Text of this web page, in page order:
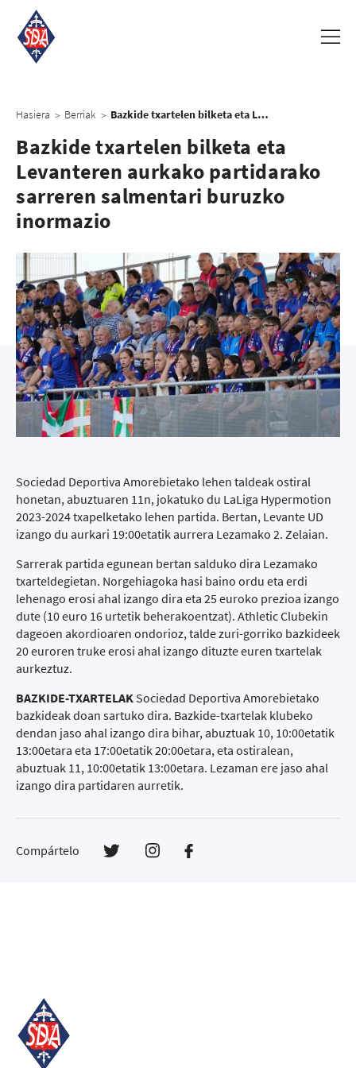
Hasiera > Berriak > Bazkide txartelen bilketa eta Levanteren aurkako partidarako sarreren salmentari buruzko inormazio
Bazkide txartelen bilketa eta
Levanteren aurkako partidarako
sarreren salmentari buruzko
inormazio
Sociedad Deportiva Amorebietako lehen taldeak ostiral
honetan, abuztuaren 11n, jokatuko du LaLiga Hypermotion
2023-2024 txapelketako lehen partida. Bertan, Levante UD
izango du aurkari 19:00etatik aurrera Lezamako 2. Zelaian.
Sarrerak partida egunean bertan salduko dira Lezamako
txarteldegietan. Norgehiagoka hasi baino ordu eta erdi
lehenago erosi ahal izango dira eta 25 euroko prezioa izango
dute (10 euro 16 urtetik beherakoentzat). Athletic Clubekin
dageoen akordioaren ondorioz, talde zuri-gorriko bazkideek
20 euroren truke erosi ahal izango dituzte euren txartelak
aurkeztuz.
BAZKIDE-TXARTELAK Sociedad Deportiva Amorebietako
bazkideak doan sartuko dira. Bazkide-txartelak klubeko
dendan jaso ahal izango dira bihar, abuztuak 10, 10:00etatik
13:00etara eta 17:00etatik 20:00etara, eta ostiralean,
abuztuak 11, 10:00etatik 13:00etara. Lezaman ere jaso ahal
izango dira partidaren aurretik.
Compártelo